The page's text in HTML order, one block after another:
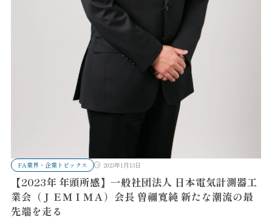
FA業界・企業トピックス 2023年1月13日
【2023年 年頭所感】一般社団法人 日本電気計測器工
業会（ＪＥＭＩＭＡ）会長 曽禰寛純 新たな潮流の最
先端を走る